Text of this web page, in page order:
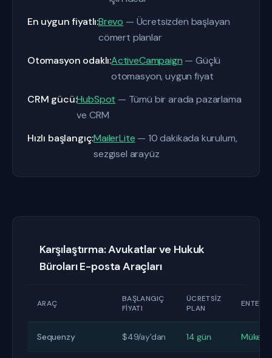
En uygun fiyatlı:Brevo — Ücretsizden başlayan
cömert planlar
Otomasyon odaklı:ActiveCampaign — Güçlü
otomasyon, uygun fiyat
CRM gücü:HubSpot — Tümü bir arada pazarlama
ve CRM
Hızlı başlangıç:MailerLite — 10 dakikada kurulum,
sezgisel arayüz
Karşılaştırma: Avukatlar ve Hukuk
Büroları E-posta Araçları
ARAÇ
BAŞLANGIÇ
FIYATI
ÜCRETSIZ
PLAN
Sequenzy $49/ay'dan 14 gün